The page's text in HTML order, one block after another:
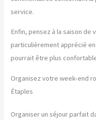
service.
Enfin, pensez à la saison de
particulièrement apprécié
pourrait être plus
Organisez votre week-end
Étaples
Organiser un séjour parfait